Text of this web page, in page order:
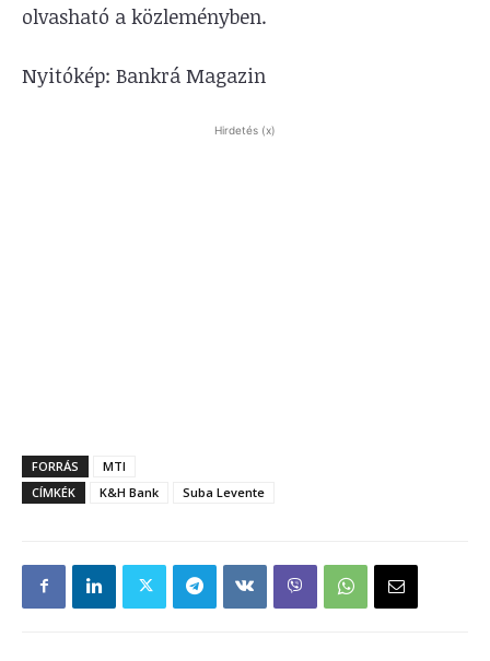
olvasható a közleményben.
Nyitókép: Bankrá Magazin
Hirdetés (x)
FORRÁS
MTI
CÍMKÉK
K&H Bank Suba Levente